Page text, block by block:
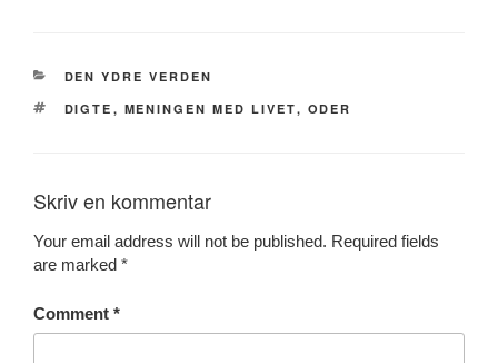
CATEGORIES
DEN YDRE VERDEN
TAGS
DIGTE , MENINGEN MED LIVET, ODER
Skriv en kommentar
Your email address will not be published. Required fields
are marked *
Comment *